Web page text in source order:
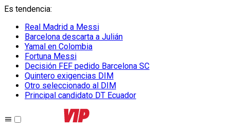
Es tendencia:
Real Madrid a Messi
Barcelona descarta a Julián
Yamal en Colombia
Fortuna Messi
Decisión FEF pedido Barcelona SC
Quintero exigencias DIM
Otro seleccionado al DIM
Principal candidato DT Ecuador